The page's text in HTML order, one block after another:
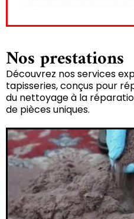
Nos prestations
Découvrez nos services
tapisseries, conçus pour
du nettoyage à la
de pièces uniques.